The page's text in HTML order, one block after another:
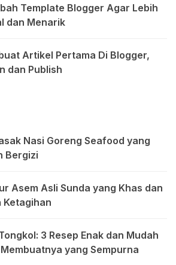
Template Blogger Agar Lebih
dan Menarik
Artikel Pertama Di Blogger,
dan Publish
Nasi Goreng Seafood yang
Bergizi
Asem Asli Sunda yang Khas dan
Ketagihan
3 Resep Enak dan Mudah
yang Sempurna